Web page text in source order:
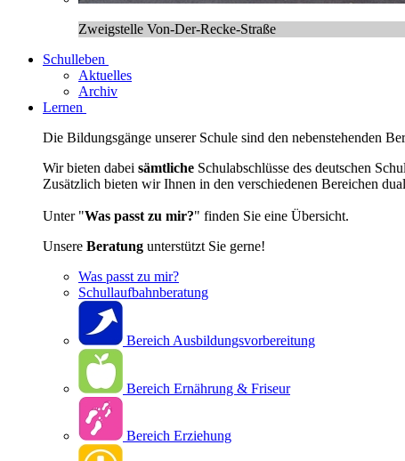
Zweigstelle Von-Der-Recke-Straße
Schulleben
Aktuelles
Archiv
Lernen
Die Bildungsgänge unserer Schule sind den nebenstehenden
Wir bieten dabei sämtliche Schulabschlüsse des deutschen
Zusätzlich bieten wir Ihnen in den verschiedenen Bereichen
Unter "Was passt zu mir?" finden Sie eine Übersicht.
Unsere Beratung unterstützt Sie gerne!
Was passt zu mir?
Schullaufbahnberatung
Bereich Ausbildungsvorbereitung
Bereich Ernährung & Friseur
Bereich Erziehung